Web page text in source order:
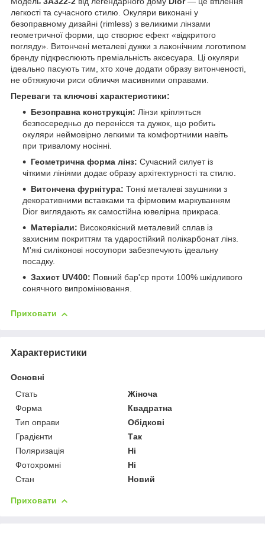
легкості та сучасного стилю. Окуляри виконані у
безоправному дизайні (rimless) з великими лінзами
геометричної форми, що створює ефект «відкритого
погляду». Витончені металеві дужки з лаконічним логотипом
бренду підкреслюють преміальність аксесуара. Ці окуляри
ідеально пасують тим, хто хоче додати образу витонченості,
не обтяжуючи риси обличчя масивними оправами.
Переваги та ключові характеристики:
Безоправна конструкція: Лінзи кріпляться
безпосередньо до перенісся та дужок, що робить
окуляри неймовірно легкими та комфортними навіть
при тривалому носінні.
Геометрична форма лінз: Сучасний силует із
чіткими лініями додає образу архітектурності та стилю.
Витончена фурнітура: Тонкі металеві заушники з
декоративними вставками та фірмовим маркуванням
Dior виглядають як самостійна ювелірна прикраса.
Матеріали: Високоякісний металевий сплав із
захисним покриттям та ударостійкий полікарбонат лінз.
М'які силіконові носоупори забезпечують ідеальну
посадку.
Захист UV400: Повний бар'єр проти 100% шкідливого
сонячного випромінювання.
Приховати
Характеристики
Основні
Стать
Жіноча
Форма
Квадратна
Тип оправи
Обідкові
Градієнти
Так
Поляризація
Ні
Фотохромні
Ні
Стан
Новий
Приховати